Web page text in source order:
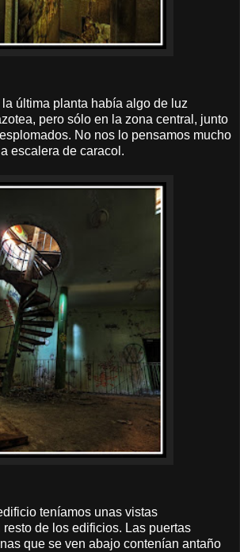
última planta había algo de luz
pero sólo en la zona central, junto
No nos lo pensamos mucho
escalera de caracol.
teníamos unas vistas
de los edificios. Las puertas
que se ven abajo contenían antaño